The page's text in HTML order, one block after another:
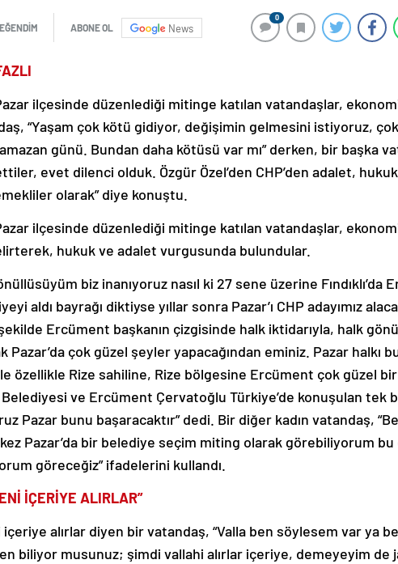
ABONE OL News
0
Pazar ilçesinde düzenlediği mitinge katılan vatandaşlar,
“Yaşam çok kötü gidiyor, değişimin gelmesini istiyoruz,
günü. Bundan daha kötüsü var mı” derken, bir başka
evet dilenci olduk. Özgür Özel’den CHP’den adalet,
emekliler olarak” diye konuştu.
Pazar ilçesinde düzenlediği mitinge katılan vatandaşlar,
hukuk ve adalet vurgusunda bulundular.
biz inanıyoruz nasıl ki 27 sene üzerine Fındıklı’da
aldı bayrağı diktiyse yıllar sonra Pazar’ı CHP adayımız
Ercüment başkanın çizgisinde halk iktidarıyla, halk
Pazar’da çok güzel şeyler yapacağından eminiz. Pazar halkı
özellikle Rize sahiline, Rize bölgesine Ercüment çok güzel
Belediyesi ve Ercüment Çervatoğlu Türkiye’de konuşulan tek
Pazar bunu başaracaktır” dedi. Bir diğer kadın vatandaş,
Pazar’da bir belediye seçim miting olarak görebiliyorum
göreceğiz” ifadelerini kullandı.
İÇERİYE ALIRLAR”
alırlar diyen bir vatandaş, “Valla ben söylesem var ya
biliyor musunuz; şimdi vallahi alırlar içeriye, demeyeyim de